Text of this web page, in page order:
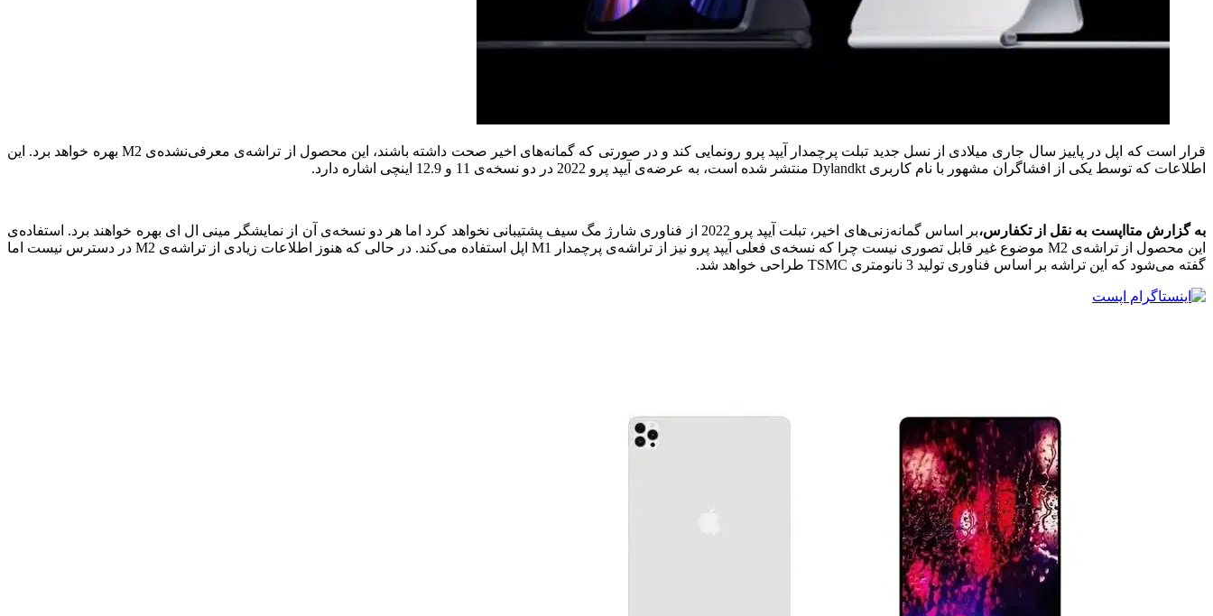
قرار است که اپل در پاییز سال جاری میلادی از نسل جدید تبلت پرچمدار آیپد پرو رونمایی کند و در صورتی که گمانه‌های اخیر صحت داشته باشند، این محصول از تراشه‌ی معرفی‌نشده‌ی M2 بهره خواهد برد. این
اطلاعات که توسط یکی از افشاگران مشهور با نام کاربری Dylandkt منتشر شده است، به عرضه‌ی آیپد پرو 2022 در دو نسخه‌ی 11 و 12.9 اینچی اشاره دارد.
به گزارش متااپست به نقل از تکفارس،
بر اساس گمانه‌زنی‌های اخیر، تبلت آیپد پرو 2022 از فناوری شارژ مگ‌ سیف پشتیبانی نخواهد کرد اما هر دو نسخه‌ی آن از نمایشگر مینی ال ای بهره خواهند برد. استفاده‌ی
این محصول از تراشه‌ی M2 موضوع غیر قابل تصوری نیست چرا که نسخه‌ی فعلی آیپد پرو نیز از تراشه‌ی پرچمدار M1 اپل استفاده می‌کند. در حالی که هنوز اطلاعات زیادی از تراشه‌ی M2 در دسترس نیست اما
گفته می‌شود که این تراشه بر اساس فناوری تولید 3 نانومتری TSMC طراحی خواهد شد.